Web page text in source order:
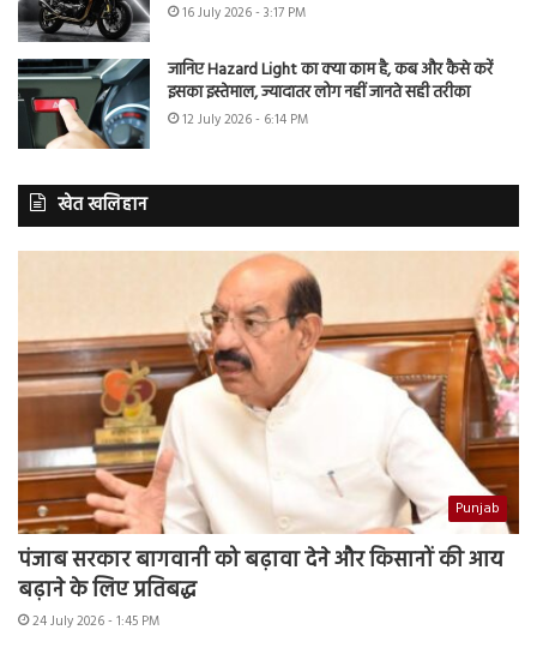
16 July 2026 - 3:17 PM
जानिए Hazard Light का क्या काम है, कब और कैसे करें
इसका इस्तेमाल, ज्यादातर लोग नहीं जानते सही तरीका
12 July 2026 - 6:14 PM
खेत खलिहान
Punjab
पंजाब सरकार बागवानी को बढ़ावा देने और किसानों की आय
बढ़ाने के लिए प्रतिबद्ध
24 July 2026 - 1:45 PM